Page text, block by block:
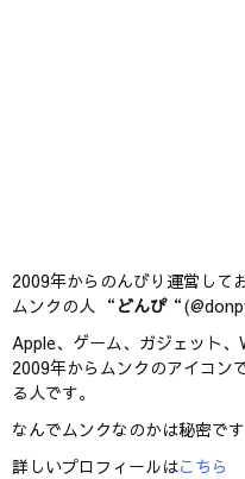
2009年からのんびり運営して
ムンクの人 “ どんぴ
Apple、ゲーム、ガジェット
2009年からムンクのアイコン
る人です。
なんでムンクなのかは秘密です
詳しいプロフィールはこちら